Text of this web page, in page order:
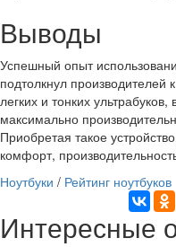
Выводы
Успешный опыт
подтолкнул
легких и тонких
максимально
Приобретая такое
комфорт,
Ноутбуки / Рейтинг ноутбуков
Интересные